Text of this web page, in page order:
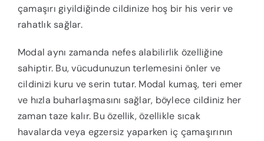
çamaşırı giyildiğinde cildinize hoş bir his verir ve
rahatlık sağlar.
Modal aynı zamanda nefes alabilirlik özelliğine
sahiptir. Bu, vücudunuzun terlemesini önler ve
cildinizi kuru ve serin tutar. Modal kumaş, teri emer
ve hızla buharlaşmasını sağlar, böylece cildiniz her
zaman taze kalır. Bu özellik, özellikle sıcak
havalarda veya egzersiz yaparken iç çamaşırının